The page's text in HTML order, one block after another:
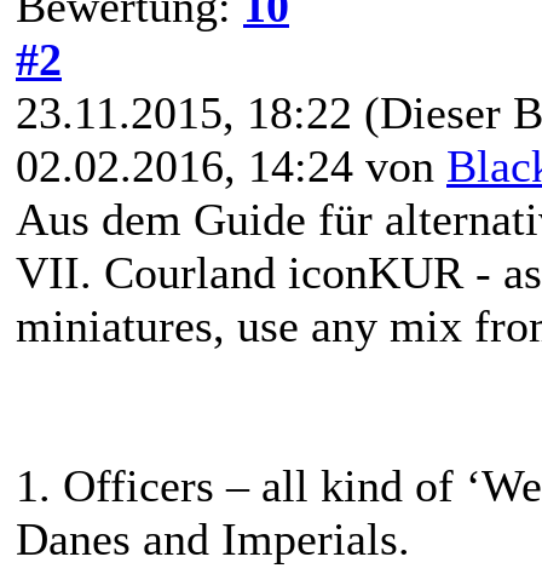
#2
23.11.2015, 18:22 (Dieser
02.02.2016, 14:24 von
Aus dem Guide für
VII. Courland iconKUR -
miniatures, use any mix
1. Officers – all kind of
Danes and Imperials.